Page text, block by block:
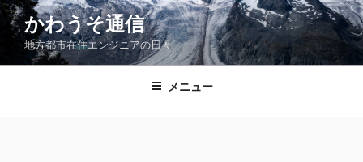
コ
ン
ン
かわうそ通信
地方都市在住エンジニアの日々
メニュー